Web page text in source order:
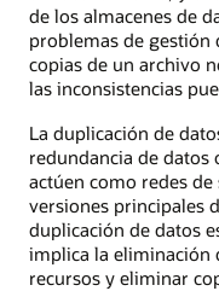
de los almacenes de
problemas de gestión
copias de un archivo
las inconsistencias
La duplicación de
redundancia de datos
actúen como redes
versiones principales
duplicación de datos
implica la eliminación
recursos y eliminar